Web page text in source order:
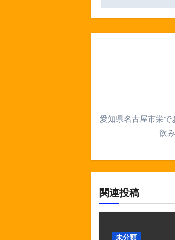
ビ
ゲ
ン
愛知県名古屋市栄
飲
関連投稿
未分類